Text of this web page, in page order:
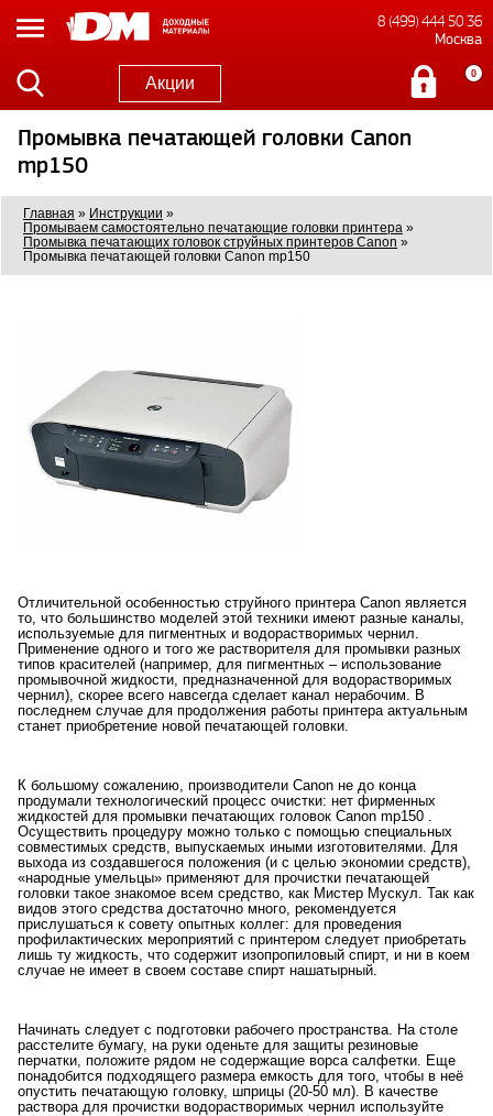
8 (499) 444 50 36
Москва
Акции 0
Промывка печатающей головки Canon
mp150
Главная » Инструкции »
Промываем самостоятельно печатающие головки принтера »
Промывка печатающих головок струйных принтеров Canon »
Промывка печатающей головки Canon mp150
Отличительной особенностью струйного принтера Canon является
то, что большинство моделей этой техники имеют разные каналы,
используемые для пигментных и водорастворимых чернил.
Применение одного и того же растворителя для промывки разных
типов красителей (например, для пигментных – использование
промывочной жидкости, предназначенной для водорастворимых
чернил), скорее всего навсегда сделает канал нерабочим. В
последнем случае для продолжения работы принтера актуальным
станет приобретение новой печатающей головки.
К большому сожалению, производители Canon не до конца
продумали технологический процесс очистки: нет фирменных
жидкостей для промывки печатающих головок Canon mp150 .
Осуществить процедуру можно только с помощью специальных
совместимых средств, выпускаемых иными изготовителями. Для
выхода из создавшегося положения (и с целью экономии средств),
«народные умельцы» применяют для прочистки печатающей
головки такое знакомое всем средство, как Мистер Мускул. Так как
видов этого средства достаточно много, рекомендуется
прислушаться к совету опытных коллег: для проведения
профилактических мероприятий с принтером следует приобретать
лишь ту жидкость, что содержит изопропиловый спирт, и ни в коем
случае не имеет в своем составе спирт нашатырный.
Начинать следует с подготовки рабочего пространства. На столе
расстелите бумагу, на руки оденьте для защиты резиновые
перчатки, положите рядом не содержащие ворса салфетки. Еще
понадобится подходящего размера емкость для того, чтобы в неё
опустить печатающую головку, шприцы (20-50 мл). В качестве
раствора для прочистки водорастворимых чернил используйте